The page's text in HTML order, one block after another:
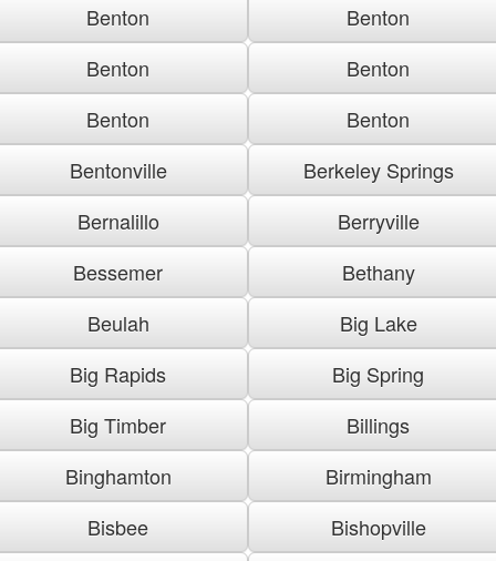
Benton
Benton
Benton
Benton
Benton
Benton
Bentonville
Berkeley Springs
Bernalillo
Berryville
Bessemer
Bethany
Beulah
Big Lake
Big Rapids
Big Spring
Big Timber
Billings
Binghamton
Birmingham
Bisbee
Bishopville